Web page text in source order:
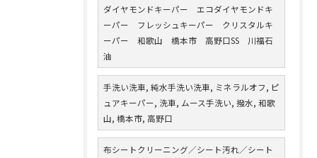
ダイヤモンドキーパー エコダイヤモンドキ
ーパー フレッシュキーパー クリスタルキ
ーパー 和歌山 橋本市 高野口SS 川福石
油
手洗い洗車, 純水手洗い洗車, ミネラルオフ, ピ
ュアキーパー, 洗車, ムース手洗い, 撥水, 和歌
山, 橋本市, 高野口
布シートクリーニング／シート汚れ／シート